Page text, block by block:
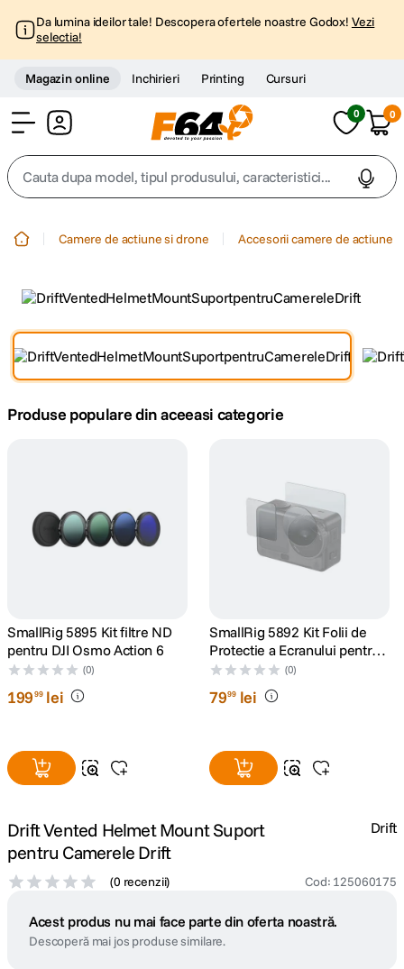
Da lumina ideilor tale! Descopera ofertele noastre Godox! Vezi
selectia!
Magazin online Inchirieri Printing Cursuri
0 0
Cauta dupa model, tipul produsului, caracteristici...
3. trepied telefon
card memorie
10 . insta 360
Camere de actiune si drone Accesorii camere de actiune
Produse populare din aceeasi categorie
SmallRig 5895 Kit filtre ND
pentru DJI Osmo Action 6
(0)
19999 lei
SmallRig 5892 Kit Folii de
Protectie a Ecranului pentru
DJI Osmo Action 6
(0)
7999 lei
Drift Vented Helmet Mount Suport
pentru Camerele Drift
(0 recenzii) Cod: 125060175
Drift
Acest produs nu mai face parte din oferta noastră.
Descoperă mai jos produse similare.